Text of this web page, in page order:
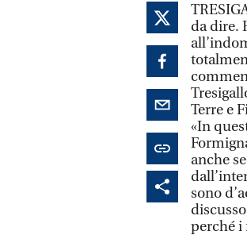
da dire.
Terre e
«In
anche
sono
perché